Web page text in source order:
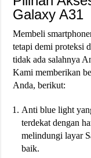
Galaxy A31
Membeli
tetapi demi proteksi
tidak ada salahnya
Kami memberikan
Anda, berikut:
Anti blue light
terdekat dengan
melindungi layar
baik.